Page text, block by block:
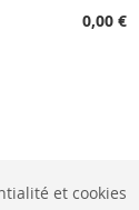
0,00 €
et cookies